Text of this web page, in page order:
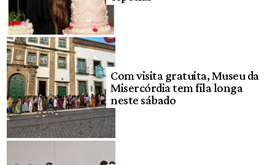
Com visita gratuita, Museu da
Misercórdia tem fila longa
neste sábado